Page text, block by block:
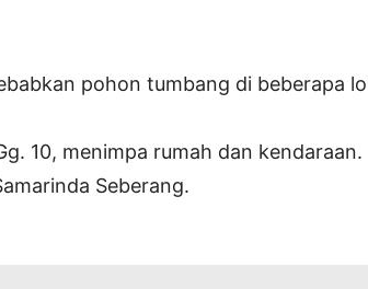
pohon tumbang di beberapa
10, menimpa rumah dan kendaraan.
Seberang.